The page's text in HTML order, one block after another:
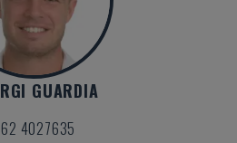
GUARDIA
4027635